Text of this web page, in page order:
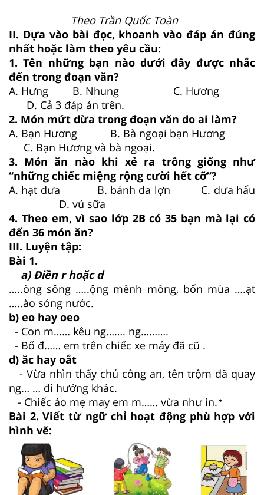
Theo Trần Quốc Toàn
II. Dựa vào bài đọc, khoanh vào đáp án đúng
nhất hoặc làm theo yêu cầu:
1. Tên những bạn nào dưới đây được nhắc
đến trong đoạn văn?
A. Hưng B. Nhung C. Hương
D. Cả 3 đáp án trên.
2. Món mứt dừa trong đoạn văn do ai làm?
A. Bạn Hương B. Bà ngoại bạn Hương
C. Bạn Hương và bà ngoại.
3. Món ăn nào khi xẻ ra trông giống như
“những chiếc miệng rộng cười hết cỡ”?
A. hạt dưa B. bánh da lợn C. dưa hấu
D. vú sữa
4. Theo em, vì sao lớp 2B có 35 bạn mà lại có
đến 36 món ăn?
III. Luyện tập:
Bài 1.
a) Điền r hoặc d
…..òng sông …..ộng mênh mông, bốn mùa ….ạt
…..ào sóng nước.
b) eo hay oeo
- Con m…… kêu ng……. ng……….
- Bố đ…… em trên chiếc xe máy đã cũ .
d) ăc hay oắt
- Vừa nhìn thấy chú công an, tên trộm đã quay
ng… … đi hướng khác.
- Chiếc áo mẹ may em m…… vừa như in.
Bài 2. Viết từ ngữ chỉ hoạt động phù hợp với
hình vẽ: